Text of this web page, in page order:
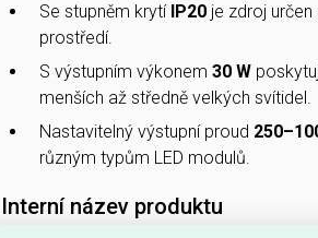
Se stupněm krytí IP20 je zdroj
prostředí.
S výstupním výkonem 30 W
menších až středně velkých svítidel.
Nastavitelný výstupní proud
různým typům LED modulů.
Interní název produktu